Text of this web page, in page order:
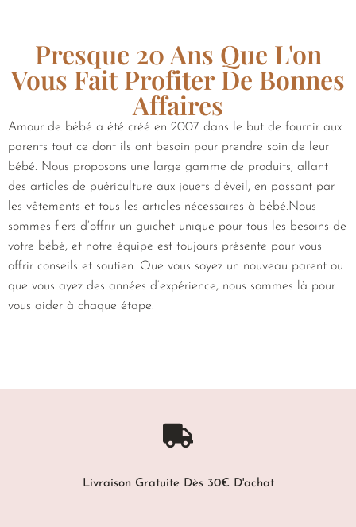
Presque 20 Ans Que L'on
Vous Fait Profiter De Bonnes
Affaires
Amour de bébé a été créé en 2007 dans le but de fournir aux
parents tout ce dont ils ont besoin pour prendre soin de leur
bébé. Nous proposons une large gamme de produits, allant
des articles de puériculture aux jouets d’éveil, en passant par
les vêtements et tous les articles nécessaires à bébé.Nous
sommes fiers d’offrir un guichet unique pour tous les besoins de
votre bébé, et notre équipe est toujours présente pour vous
offrir conseils et soutien. Que vous soyez un nouveau parent ou
que vous ayez des années d’expérience, nous sommes là pour
vous aider à chaque étape.
Livraison Gratuite Dès 30€ D'achat